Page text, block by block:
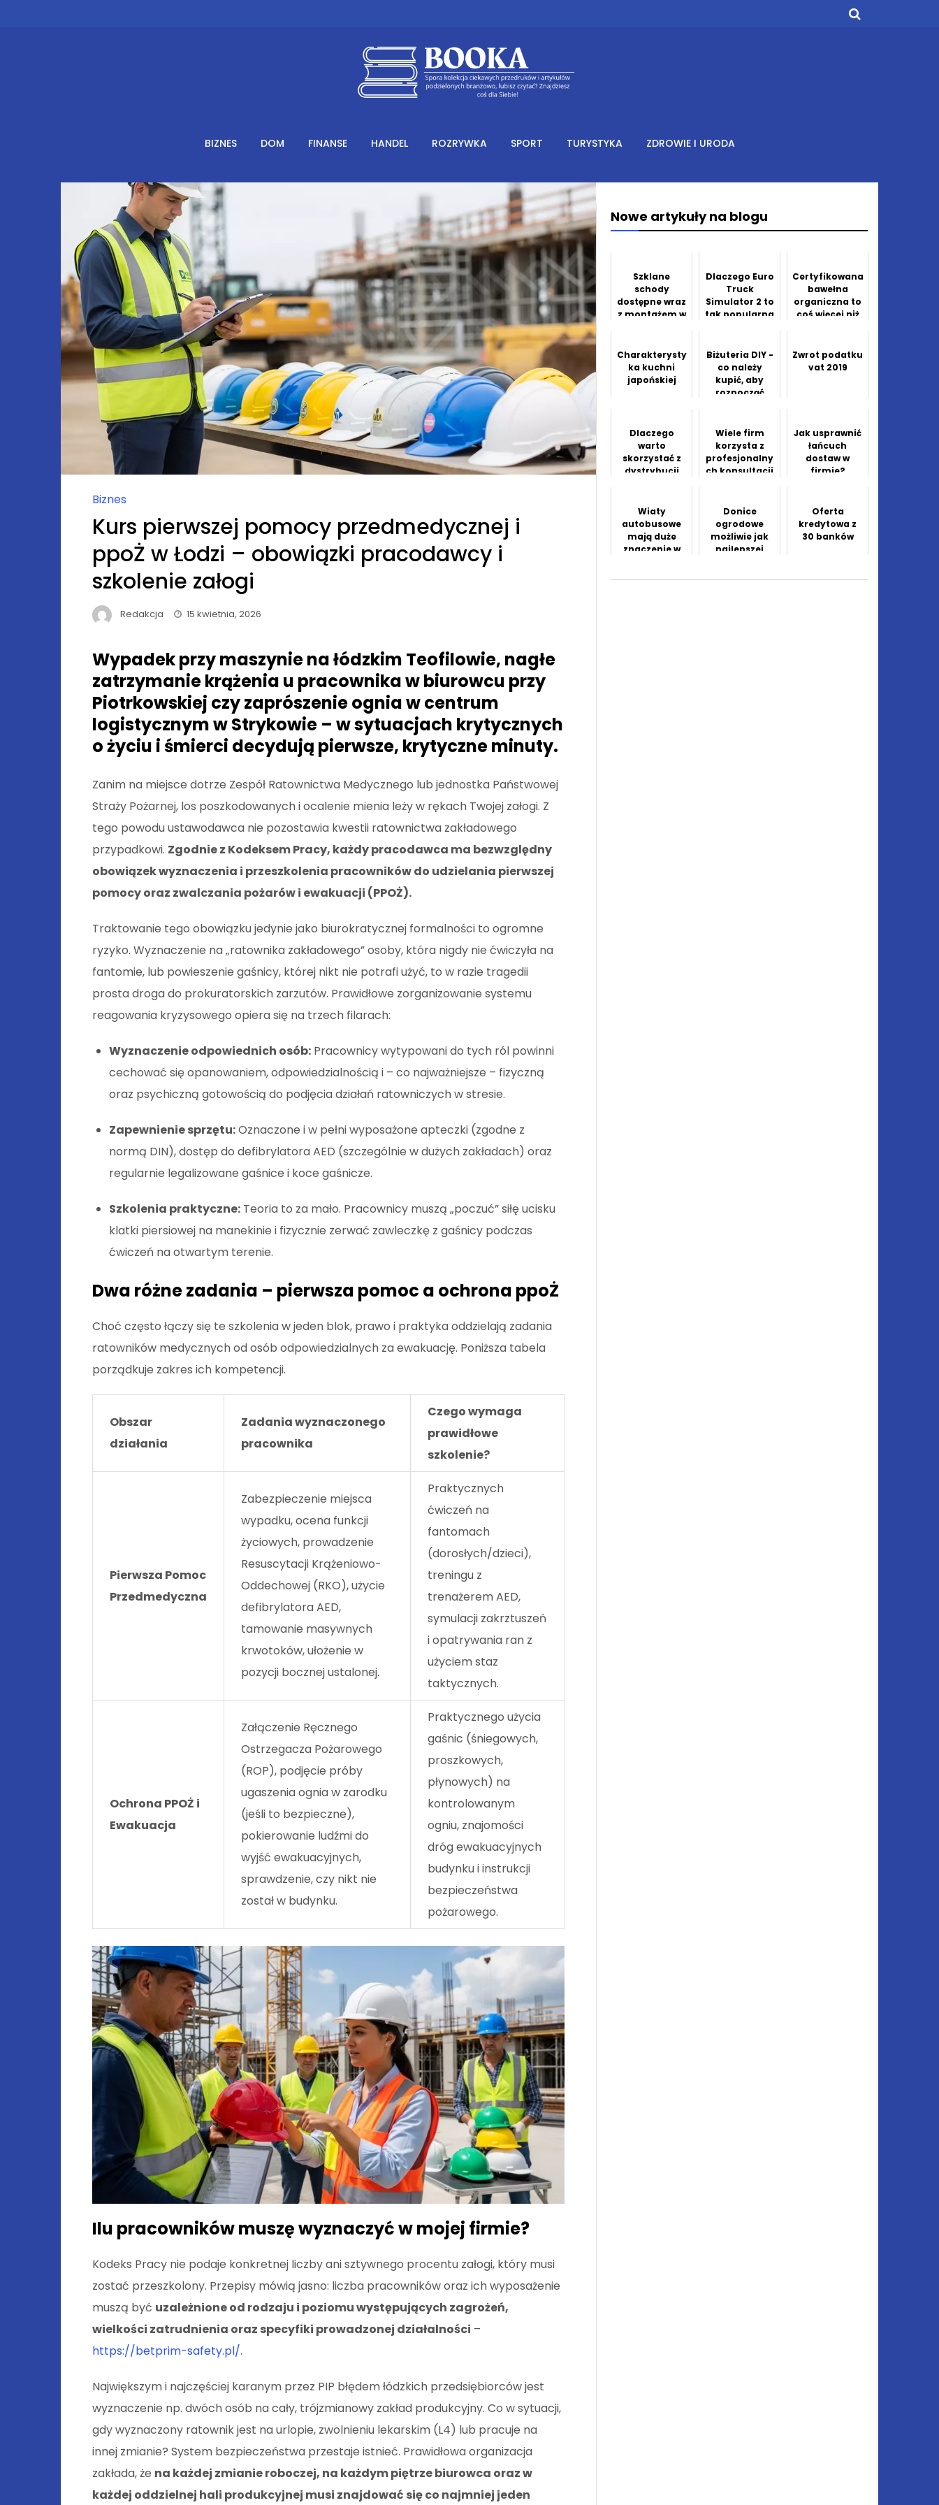
BIZNES DOM FINANSE HANDEL ROZRYWKA SPORT TURYSTYKA ZDROWIE I URODA
Biznes
Kurs pierwszej pomocy przedmedycznej i
ppoŻ w Łodzi – obowiązki pracodawcy i
szkolenie załogi
Redakcja 15 kwietnia, 2026
Wypadek przy maszynie na łódzkim Teofilowie, nagłe
zatrzymanie krążenia u pracownika w biurowcu przy
Piotrkowskiej czy zaprószenie ognia w centrum
logistycznym w Strykowie – w sytuacjach krytycznych
o życiu i śmierci decydują pierwsze, krytyczne minuty.
Zanim na miejsce dotrze Zespół Ratownictwa Medycznego lub jednostka Państwowej
Straży Pożarnej, los poszkodowanych i ocalenie mienia leży w rękach Twojej załogi. Z
tego powodu ustawodawca nie pozostawia kwestii ratownictwa zakładowego
przypadkowi. Zgodnie z Kodeksem Pracy, każdy pracodawca ma bezwzględny
obowiązek wyznaczenia i przeszkolenia pracowników do udzielania pierwszej
pomocy oraz zwalczania pożarów i ewakuacji (PPOŻ).
Traktowanie tego obowiązku jedynie jako biurokratycznej formalności to ogromne
ryzyko. Wyznaczenie na „ratownika zakładowego” osoby, która nigdy nie ćwiczyła na
fantomie, lub powieszenie gaśnicy, której nikt nie potrafi użyć, to w razie tragedii
prosta droga do prokuratorskich zarzutów. Prawidłowe zorganizowanie systemu
reagowania kryzysowego opiera się na trzech filarach:
Wyznaczenie odpowiednich osób: Pracownicy wytypowani do tych ról powinni
cechować się opanowaniem, odpowiedzialnością i – co najważniejsze – fizyczną
oraz psychiczną gotowością do podjęcia działań ratowniczych w stresie.
Zapewnienie sprzętu:Oznaczone i w pełni wyposażone apteczki (zgodne z
normą DIN), dostęp do defibrylatora AED (szczególnie w dużych zakładach) oraz
regularnie legalizowane gaśnice i koce gaśnicze.
Szkolenia praktyczne: Teoria to za mało. Pracownicy muszą „poczuć” siłę ucisku
klatki piersiowej na manekinie i fizycznie zerwać zawleczkę z gaśnicy podczas
ćwiczeń na otwartym terenie.
Dwa różne zadania – pierwsza pomoc a ochrona ppoŻ
Choć często łączy się te szkolenia w jeden blok, prawo i praktyka oddzielają zadania
ratowników medycznych od osób odpowiedzialnych za ewakuację. Poniższa tabela
porządkuje zakres ich kompetencji.
Obszar
działania
Zadania wyznaczonego
pracownika
Czego wymaga
prawidłowe
szkolenie?
Pierwsza Pomoc
Przedmedyczna
Zabezpieczenie miejsca
wypadku, ocena funkcji
życiowych, prowadzenie
Resuscytacji Krążeniowo-
Oddechowej (RKO), użycie
defibrylatora AED,
tamowanie masywnych
krwotoków, ułożenie w
pozycji bocznej ustalonej.
Praktycznych
ćwiczeń na
fantomach
(dorosłych/dzieci),
treningu z
trenażerem AED,
symulacji zakrztuszeń
i opatrywania ran z
użyciem staz
taktycznych.
Ochrona PPOŻ i
Ewakuacja
Załączenie Ręcznego
Ostrzegacza Pożarowego
(ROP), podjęcie próby
ugaszenia ognia w zarodku
(jeśli to bezpieczne),
pokierowanie ludźmi do
wyjść ewakuacyjnych,
sprawdzenie, czy nikt nie
został w budynku.
Praktycznego użycia
gaśnic (śniegowych,
proszkowych,
płynowych) na
kontrolowanym
ogniu, znajomości
dróg ewakuacyjnych
budynku i instrukcji
bezpieczeństwa
pożarowego.
Ilu pracowników muszę wyznaczyć w mojej firmie?
Kodeks Pracy nie podaje konkretnej liczby ani sztywnego procentu załogi, który musi
zostać przeszkolony. Przepisy mówią jasno: liczba pracowników oraz ich wyposażenie
muszą być uzależnione od rodzaju i poziomu występujących zagrożeń,
wielkości zatrudnienia oraz specyfiki prowadzonej działalności –
https://betprim-safety.pl/.
Największym i najczęściej karanym przez PIP błędem łódzkich przedsiębiorców jest
wyznaczenie np. dwóch osób na cały, trójzmianowy zakład produkcyjny. Co w sytuacji,
gdy wyznaczony ratownik jest na urlopie, zwolnieniu lekarskim (L4) lub pracuje na
innej zmianie? System bezpieczeństwa przestaje istnieć. Prawidłowa organizacja
zakłada, że na każdej zmianie roboczej, na każdym piętrze biurowca oraz w
każdej oddzielnej hali produkcyjnej musi znajdować się co najmniej jeden
Nowe artykuły na blogu
Szklane
schody
dostępne wraz
z montażem w
Dlaczego Euro
Truck
Simulator 2 to
tak popularna
Certyfikowana
bawełna
organiczna to
coś więcej niż
uprawy
Charakterysty
ka kuchni
japońskiej
Biżuteria DIY -
co należy
kupić, aby
rozpocząć
własnych
projektów?
Zwrot podatku
vat 2019
Dlaczego
warto
skorzystać z
dystrybucji
Wiele firm
korzysta z
profesjonalny
ch konsultacji
Jak usprawnić
łańcuch
dostaw w
firmie?
Wiaty
autobusowe
mają duże
znaczenie w
Donice
ogrodowe
możliwie jak
najlepszej
Oferta
kredytowa z
30 banków